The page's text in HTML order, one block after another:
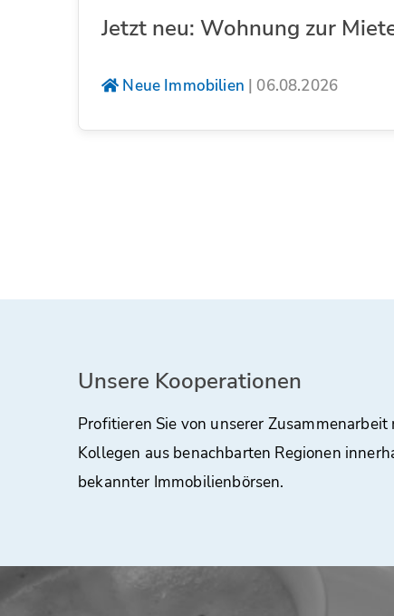
Jetzt neu: Wohnung zur
Neue Immobilien | 06.08.2026
Unsere Kooperationen
Profitieren Sie von unserer Zusammenarbeit
Kollegen aus benachbarten Regionen
bekannter Immobilienbörsen.